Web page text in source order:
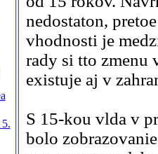
nedostaton,
vhodnosti je
rady si tto zmenu
existuje aj v
S 15-kou vlda v
bolo